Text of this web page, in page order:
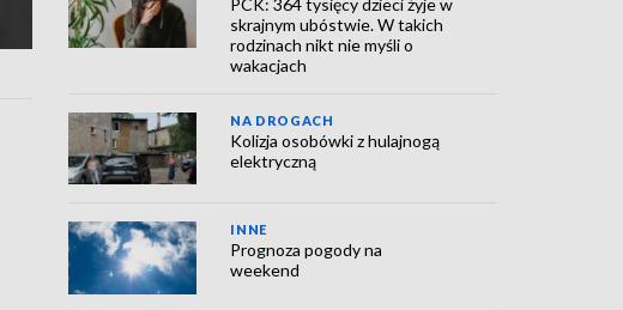
skrajnym ubóstwie. W takich
rodzinach nikt nie myśli o
wakacjach
NA DROGACH
Kolizja osobówki z hulajnogą
elektryczną
INNE
Prognoza pogody na
weekend